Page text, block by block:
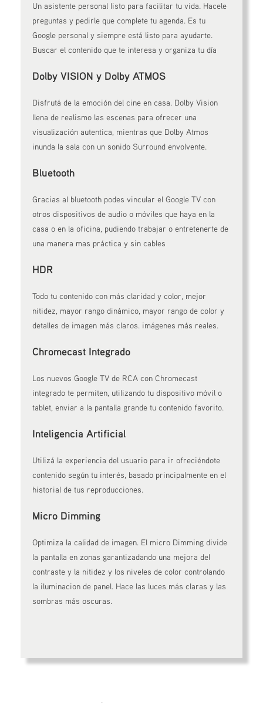
Un asistente personal listo para facilitar tu vida. Hacele
preguntas y pedirle que complete tu agenda. Es tu
Google personal y siempre está listo para ayudarte.
Buscar el contenido que te interesa y organiza tu día
Dolby VISION y Dolby ATMOS
Disfrutá de la emoción del cine en casa. Dolby Vision
llena de realismo las escenas para ofrecer una
visualización autentica, mientras que Dolby Atmos
inunda la sala con un sonido Surround envolvente.
Bluetooth
Gracias al bluetooth podes vincular el Google TV con
otros dispositivos de audio o móviles que haya en la
casa o en la oficina, pudiendo trabajar o entretenerte de
una manera mas práctica y sin cables
HDR
Todo tu contenido con más claridad y color, mejor
nitidez, mayor rango dinámico, mayor rango de color y
detalles de imagen más claros. imágenes más reales.
Chromecast Integrado
Los nuevos Google TV de RCA con Chromecast
integrado te permiten, utilizando tu dispositivo móvil o
tablet, enviar a la pantalla grande tu contenido favorito.
Inteligencia Artificial
Utilizá la experiencia del usuario para ir ofreciéndote
contenido según tu interés, basado principalmente en el
historial de tus reproducciones.
Micro Dimming
Optimiza la calidad de imagen. El micro Dimming divide
la pantalla en zonas garantizadando una mejora del
contraste y la nitidez y los niveles de color controlando
la iluminacion de panel. Hace las luces más claras y las
sombras más oscuras.